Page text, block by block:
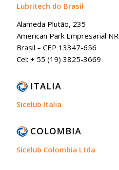
Lubritech do Brasil
Alameda Plutão, 235
American Park Empresarial
Brasil – CEP 13347-656
Cel: + 55 (19) 3825-3669
ITALIA
Sicelub Italia
COLOMBIA
Sicelub Colombia Ltda